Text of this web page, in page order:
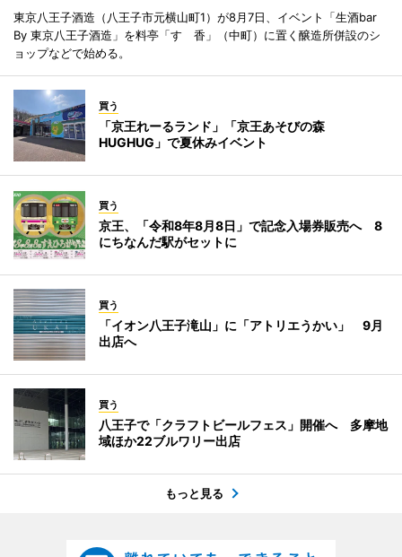
東京八王子酒造（八王子市元横山町1）が8月7日、イベント「生酒bar
By 東京八王子酒造」を料亭「すゞ香」（中町）に置く醸造所併設のシ
ョップなどで始める。
買う
「京王れーるランド」「京王あそびの森
HUGHUG」で夏休みイベント
買う
京王、「令和8年8月8日」で記念入場券販売へ 8
にちなんだ駅がセットに
買う
「イオン八王子滝山」に「アトリエうかい」 9月
出店へ
買う
八王子で「クラフトビールフェス」開催へ 多摩地
域ほか22ブルワリー出店
もっと見る